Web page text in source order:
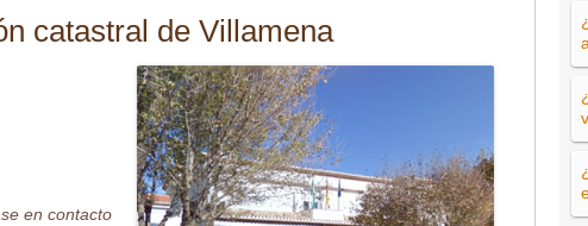
catastral de Villamena
en contacto